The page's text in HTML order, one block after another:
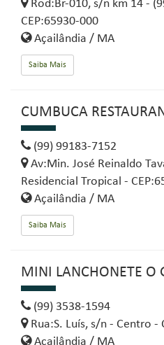
Rod:Br-010, s/n km 14 -
CEP:65930-000
Açailândia / MA
Saiba Mais
CUMBUCA
(99) 99183-7152
Av:Min. José Reinaldo
Residencial Tropical -
Açailândia / MA
Saiba Mais
MINI LANCHONETE O
(99) 3538-1594
Rua:S. Luís, s/n - Centro -
Açailândia / MA